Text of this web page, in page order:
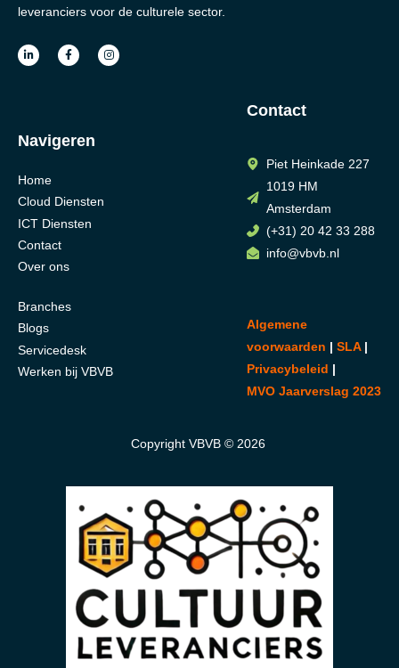
leveranciers voor de culturele sector.
Navigeren
Home
Cloud Diensten
ICT Diensten
Contact
Over ons
Branches
Blogs
Servicedesk
Werken bij VBVB
Contact
Piet Heinkade 227
1019 HM
Amsterdam
(+31) 20 42 33 288
info@vbvb.nl
Algemene
voorwaarden | SLA |
Privacybeleid |
MVO Jaarverslag 2023
Copyright VBVB © 2026